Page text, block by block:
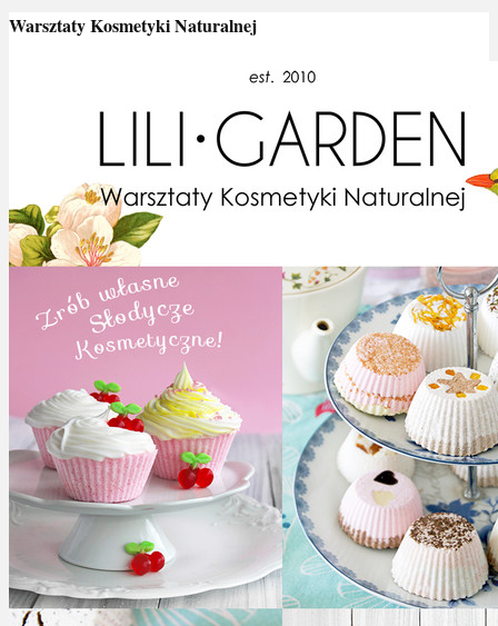
Warsztaty Kosmetyki Naturalnej